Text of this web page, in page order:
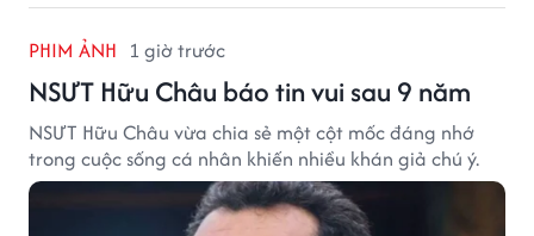
PHIM ẢNH 1 giờ trước
NSƯT Hữu Châu báo tin vui sau 9 năm
NSƯT Hữu Châu vừa chia sẻ một cột mốc đáng nhớ
trong cuộc sống cá nhân khiến nhiều khán giả chú ý.